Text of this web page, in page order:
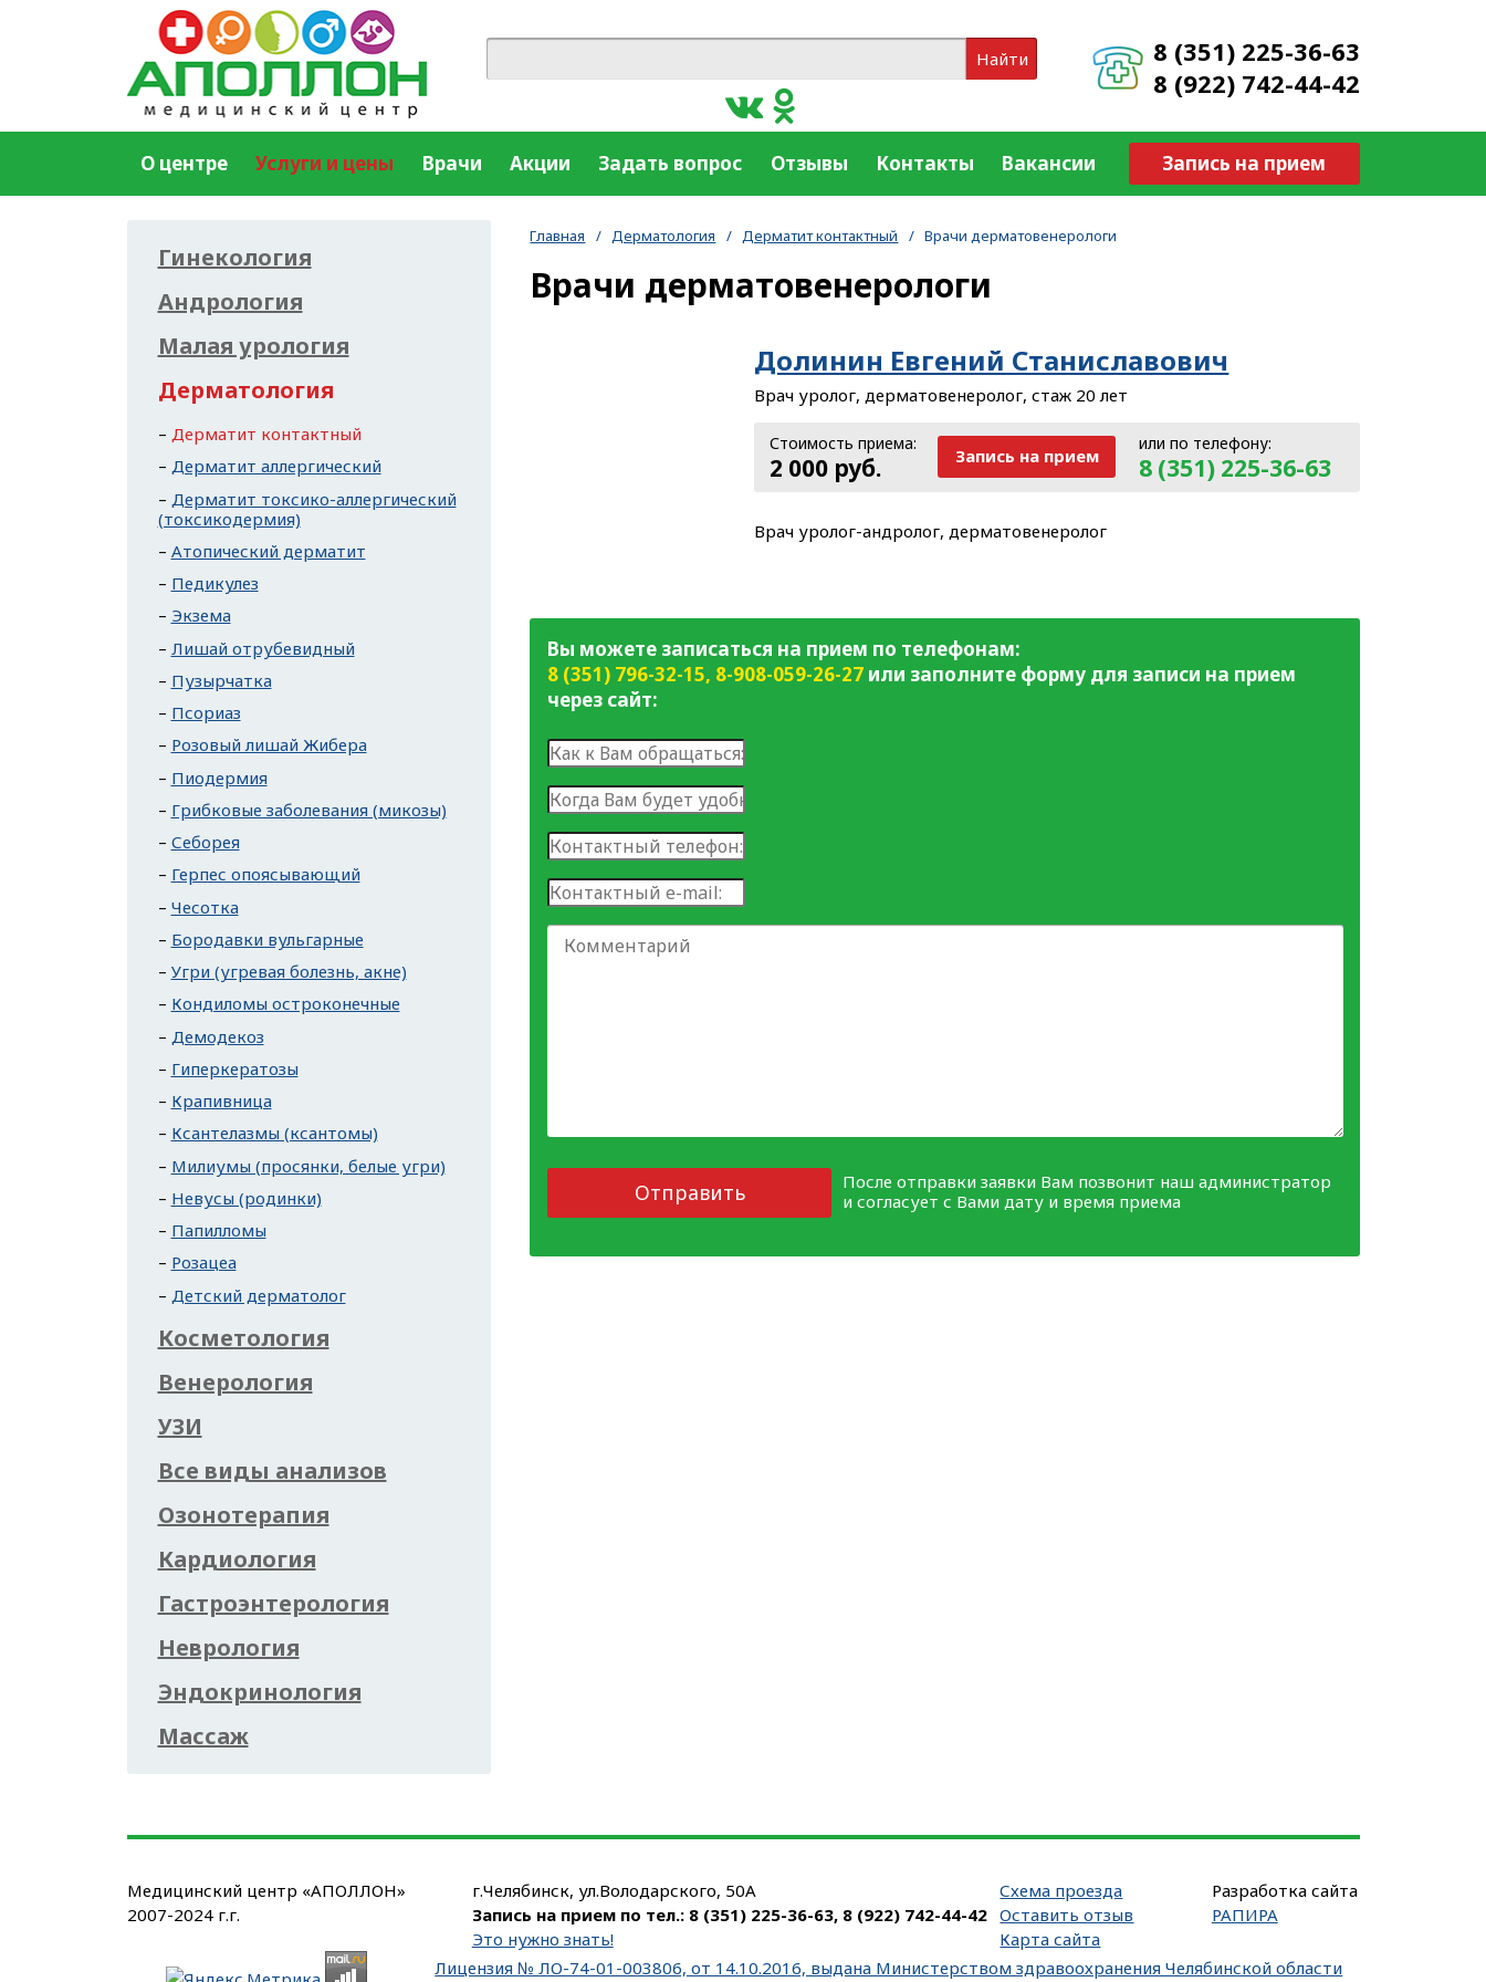
8 (351) 225-36-63
8 (922) 742-44-42
Найти
Запись на прием
О центре Услуги и цены Врачи Акции Задать вопрос Отзывы Контакты Вакансии
Главная / Дерматология / Дерматит контактный / Врачи дерматовенерологи
Врачи дерматовенерологи
Долинин Евгений Станиславович
Врач уролог, дерматовенеролог, стаж 20 лет
или по телефону:
8 (351) 225-36-63
Стоимость приема:
2 000 руб. Запись на прием
Врач уролог-андролог, дерматовенеролог
Вы можете записаться на прием по телефонам:
8 (351) 796-32-15, 8-908-059-26-27 или заполните форму для записи на прием
через сайт:
Отправить
После отправки заявки Вам позвонит наш администратор
и согласует с Вами дату и время приема
Гинекология
Андрология
Малая урология
Дерматология
Дерматит контактный
Дерматит аллергический
Дерматит токсико-аллергический
(токсикодермия)
Атопический дерматит
Педикулез
Экзема
Лишай отрубевидный
Пузырчатка
Псориаз
Розовый лишай Жибера
Пиодермия
Грибковые заболевания (микозы)
Себорея
Герпес опоясывающий
Чесотка
Бородавки вульгарные
Угри (угревая болезнь, акне)
Кондиломы остроконечные
Демодекоз
Гиперкератозы
Крапивница
Ксантелазмы (ксантомы)
Милиумы (просянки, белые угри)
Невусы (родинки)
Папилломы
Розацеа
Детский дерматолог
Косметология
Венерология
УЗИ
Все виды анализов
Озонотерапия
Кардиология
Гастроэнтерология
Неврология
Эндокринология
Массаж
Медицинский центр «АПОЛЛОН»
2007-2024 г.г.
г.Челябинск, ул.Володарского, 50А
Запись на прием по тел.: 8 (351) 225-36-63, 8 (922) 742-44-42
Это нужно знать!
Схема проезда
Оставить отзыв
Карта сайта
Лицензия № ЛО-74-01-003806, от 14.10.2016, выдана Министерством здравоохранения Челябинской области
Разработка сайта
РАПИРА